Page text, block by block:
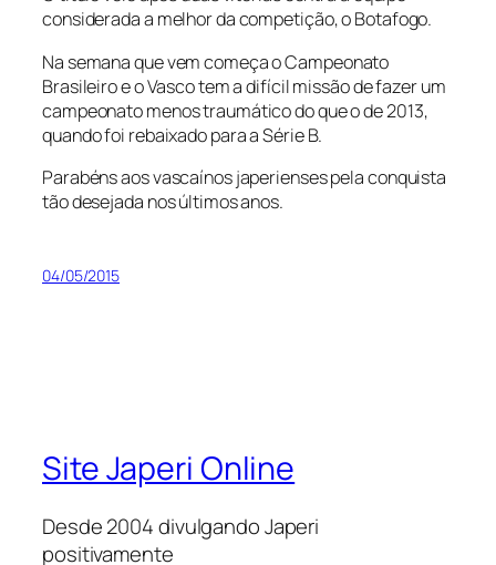
considerada a melhor da competição, o Botafogo.
Na semana que vem começa o Campeonato
Brasileiro e o Vasco tem a difícil missão de fazer um
campeonato menos traumático do que o de 2013,
quando foi rebaixado para a Série B.
Parabéns aos vascaínos japerienses pela conquista
tão desejada nos últimos anos.
04/05/2015
Site Japeri Online
Desde 2004 divulgando Japeri
positivamente